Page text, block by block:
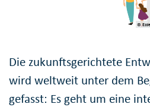
©
Die zukunftsgerichtete
wird weltweit unter dem
gefasst: Es geht um eine